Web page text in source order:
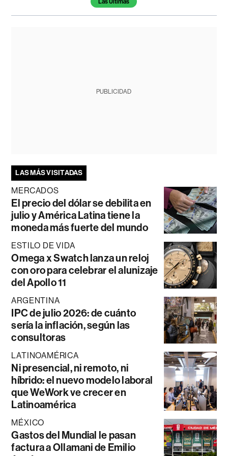
Las Últimas
PUBLICIDAD
LAS MÁS VISITADAS
MERCADOS
El precio del dólar se debilita en
julio y América Latina tiene la
moneda más fuerte del mundo
ESTILO DE VIDA
Omega x Swatch lanza un reloj
con oro para celebrar el alunizaje
del Apollo 11
ARGENTINA
IPC de julio 2026: de cuánto
sería la inflación, según las
consultoras
LATINOAMÉRICA
Ni presencial, ni remoto, ni
híbrido: el nuevo modelo laboral
que WeWork ve crecer en
Latinoamérica
MÉXICO
Gastos del Mundial le pasan
factura a Ollamani de Emilio